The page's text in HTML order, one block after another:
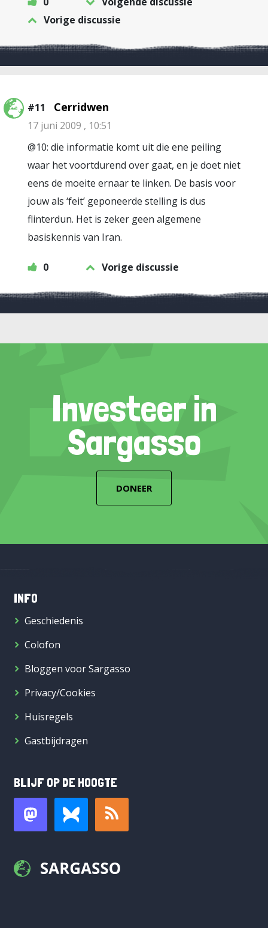
Vorige discussie
#11 Cerridwen
17 juni 2009 , 10:51
@10: die informatie komt uit die ene peiling
waar het voortdurend over gaat, en je doet niet
eens de moeite ernaar te linken. De basis voor
jouw als ‘feit’ geponeerde stelling is dus
flinterdun. Het is zeker geen algemene
basiskennis van Iran.
0 Vorige discussie
Investeer in
Sargasso
DONEER
INFO
Geschiedenis
Colofon
Bloggen voor Sargasso
Privacy/Cookies
Huisregels
Gastbijdragen
BLIJF OP DE HOOGTE